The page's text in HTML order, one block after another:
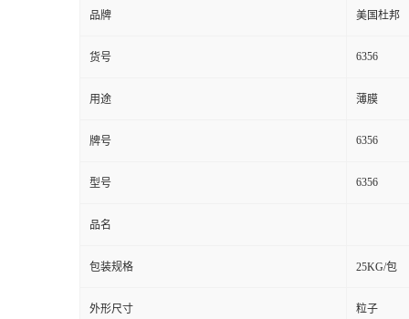
品牌 美国杜邦
货号 6356
用途 薄膜
牌号 6356
型号 6356
品名
包装规格 25KG/包
外形尺寸 粒子